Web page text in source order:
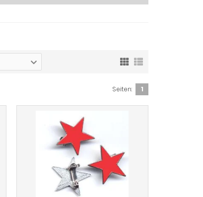
Seiten: 1